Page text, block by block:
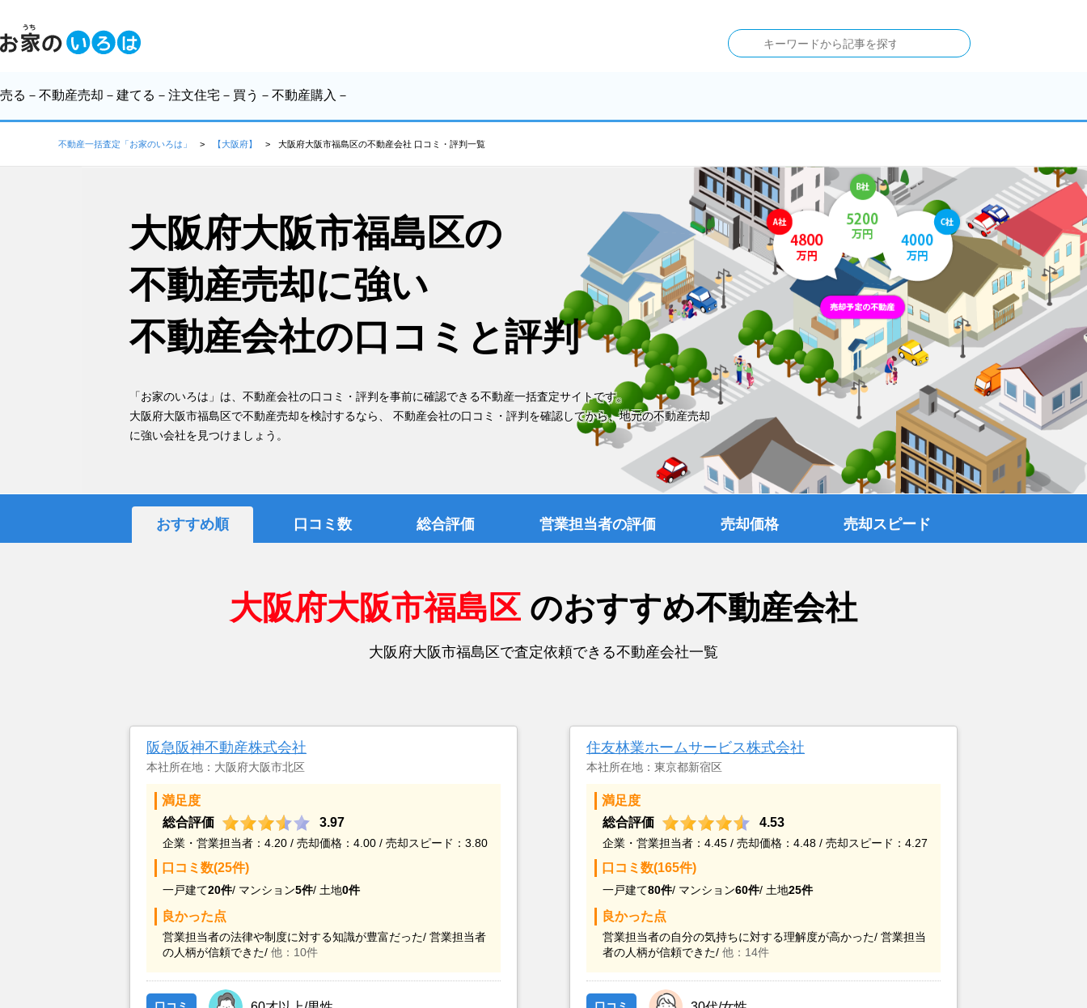
売る －不動産売却－ 建てる －注文住宅－ 買う －不動産購入－
不動産一括査定「お家のいろは」 【大阪府】 大阪府大阪市福島区の不動産会社 口コミ・評判一覧
大阪府大阪市福島区の
不動産売却に強い
不動産会社の口コミと評判
「お家のいろは」は、不動産会社の口コミ・評判を事前に確認できる不動産一括査定サイトです。
大阪府大阪市福島区で不動産売却を検討するなら、 不動産会社の口コミ・評判を確認してから、地元の不動産売却
に強い会社を見つけましょう。
おすすめ順 口コミ数 総合評価 営業担当者の評価 売却価格 売却スピード
大阪府大阪市福島区 のおすすめ不動産会社
大阪府大阪市福島区で査定依頼できる不動産会社一覧
阪急阪神不動産株式会社
本社所在地：大阪府大阪市北区
満足度
総合評価
3.97
企業・営業担当者：4.20 / 売却価格：4.00 / 売却スピード：3.80
口コミ数(25件)
一戸建て20件/ マンション5件/ 土地0件
良かった点
営業担当者の法律や制度に対する知識が豊富だった/ 営業担当者
の人柄が信頼できた/ 他：10件
住友林業ホームサービス株式会社
本社所在地：東京都新宿区
満足度
総合評価
4.53
企業・営業担当者：4.45 / 売却価格：4.48 / 売却スピード：4.27
口コミ数(165件)
一戸建て80件/ マンション60件/ 土地25件
良かった点
営業担当者の自分の気持ちに対する理解度が高かった/ 営業担当
者の人柄が信頼できた/ 他：14件